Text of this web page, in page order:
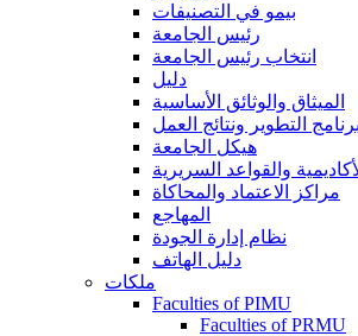
بيمو في التصنيفات
رئيس الجامعة
انتخاب رئيس الجامعة
دليل
الميثاق والوثائق الأساسية
برنامج التطوير ونتائج العمل
هيكل الجامعة
والقواعد السريرية
مراكز الاعتماد والمحاكاة
المهاجع
نظام إدارة الجودة
دليل الهاتف
ملكات
Faculties of PIMU
Faculties of PRMU